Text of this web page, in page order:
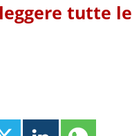
tutte le